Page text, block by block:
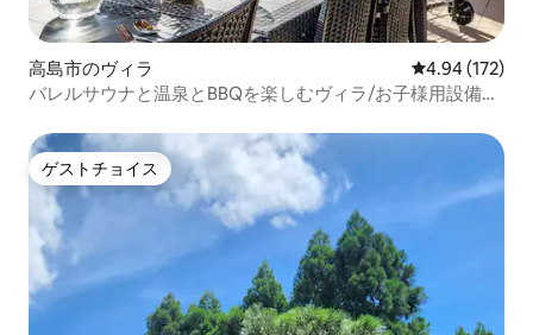
高島市のヴィラ レビュー172
4.94 (172)
バレルサウナと温泉とBBQを楽しむヴィラ/お子様用設備充
ゲストチョイス
ゲストチョイス